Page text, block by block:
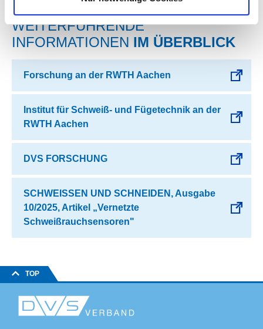
WEITERFÜHRENDE
INFORMATIONEN IM ÜBERBLICK
Forschung an der RWTH Aachen
Institut für Schweiß- und Fügetechnik an der
RWTH Aachen
DVS FORSCHUNG
SCHWEISSEN UND SCHNEIDEN, Ausgabe
10/2025, Artikel „Vernetzte
Schweißrauchsensoren"
TOP